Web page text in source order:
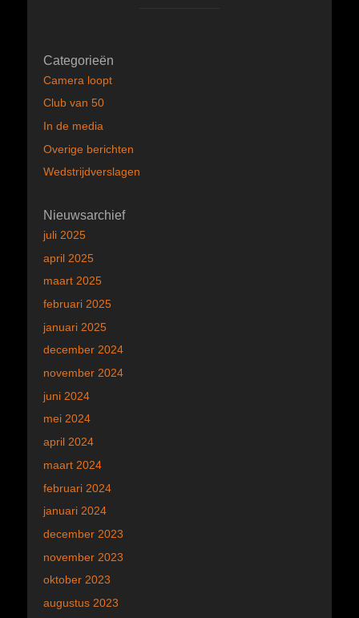
Categorieën
Camera loopt
Club van 50
In de media
Overige berichten
Wedstrijdverslagen
Nieuwsarchief
juli 2025
april 2025
maart 2025
februari 2025
januari 2025
december 2024
november 2024
juni 2024
mei 2024
april 2024
maart 2024
februari 2024
januari 2024
december 2023
november 2023
oktober 2023
augustus 2023